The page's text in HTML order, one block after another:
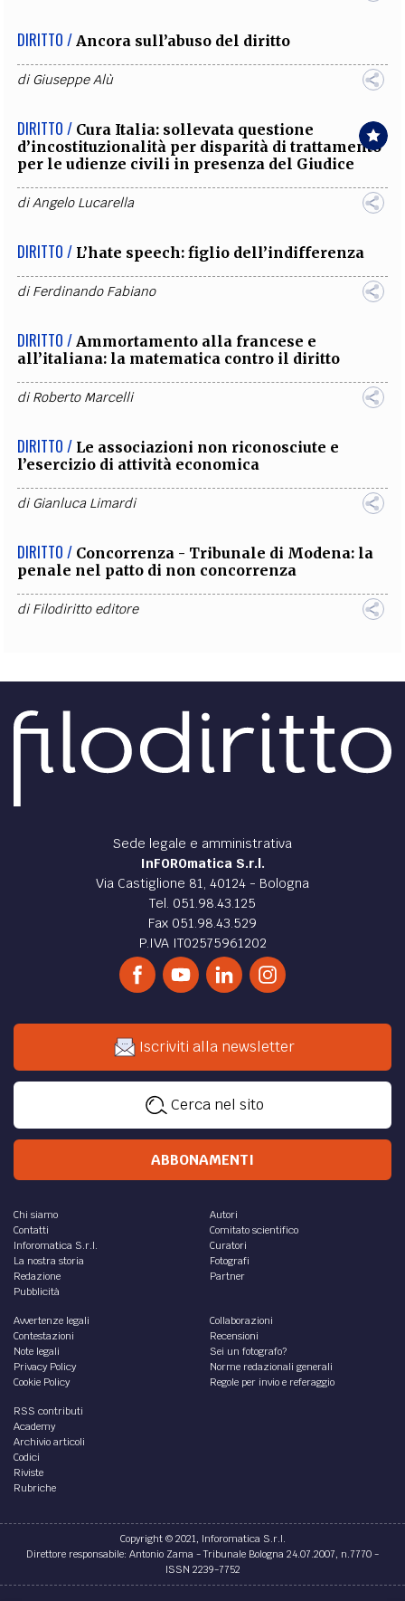
DIRITTO / Ancora sull’abuso del diritto
diGiuseppe Alù
DIRITTO / Cura Italia: sollevata questione
d’incostituzionalità per disparità di trattamento
per le udienze civili in presenza del Giudice
diAngelo Lucarella
DIRITTO / L’hate speech: figlio dell’indifferenza
diFerdinando Fabiano
DIRITTO / Ammortamento alla francese e
all’italiana: la matematica contro il diritto
diRoberto Marcelli
DIRITTO / Le associazioni non riconosciute e
l’esercizio di attività economica
diGianluca Limardi
DIRITTO / Concorrenza - Tribunale di Modena: la
penale nel patto di non concorrenza
diFilodiritto editore
Sede legale e amministrativa
InFOROmatica S.r.l.
Via Castiglione 81, 40124 - Bologna
Tel. 051.98.43.125
Fax 051.98.43.529
P.IVA IT02575961202
Iscriviti alla newsletter
Cerca nel sito
ABBONAMENTI
Chi siamo
Contatti
Inforomatica S.r.l.
La nostra storia
Redazione
Pubblicità
Autori
Comitato scientifico
Curatori
Fotografi
Partner
Avvertenze legali
Contestazioni
Note legali
Privacy Policy
Cookie Policy
Collaborazioni
Recensioni
Sei un fotografo?
Norme redazionali generali
Regole per invio e referaggio
RSS contributi
Academy
Archivio articoli
Codici
Riviste
Rubriche
Copyright © 2021, Inforomatica S.r.l.
Direttore responsabile: Antonio Zama - Tribunale Bologna 24.07.2007, n.7770 -
ISSN 2239-7752